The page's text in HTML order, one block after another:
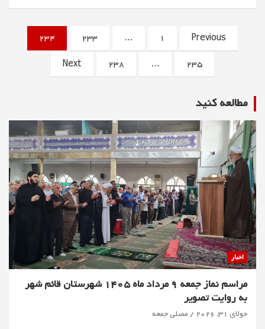
صفحه‌بندی
نوشته‌ها
Previous
1
…
233
234
235
…
238
Next
مطالعه كنيد
اخبار
مراسم نماز جمعه 9 مرداد ماه 1405 شهرستان قائم شهر
به روایت تصویر
جولای 31, 2026 مصلی جمعه